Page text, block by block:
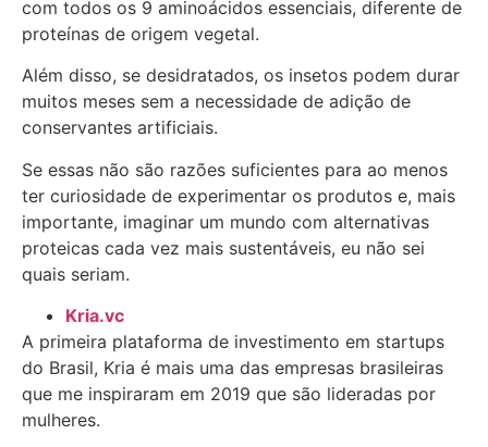
com todos os 9 aminoácidos essenciais, diferente de
proteínas de origem vegetal.
Além disso, se desidratados, os insetos podem durar
muitos meses sem a necessidade de adição de
conservantes artificiais.
Se essas não são razões suficientes para ao menos
ter curiosidade de experimentar os produtos e, mais
importante, imaginar um mundo com alternativas
proteicas cada vez mais sustentáveis, eu não sei
quais seriam.
Kria.vc
A primeira plataforma de investimento em startups
do Brasil, Kria é mais uma das empresas brasileiras
que me inspiraram em 2019 que são lideradas por
mulheres.